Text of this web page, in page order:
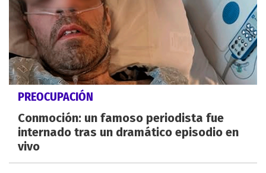
PREOCUPACIÓN
Conmoción: un famoso periodista fue
internado tras un dramático episodio en
vivo